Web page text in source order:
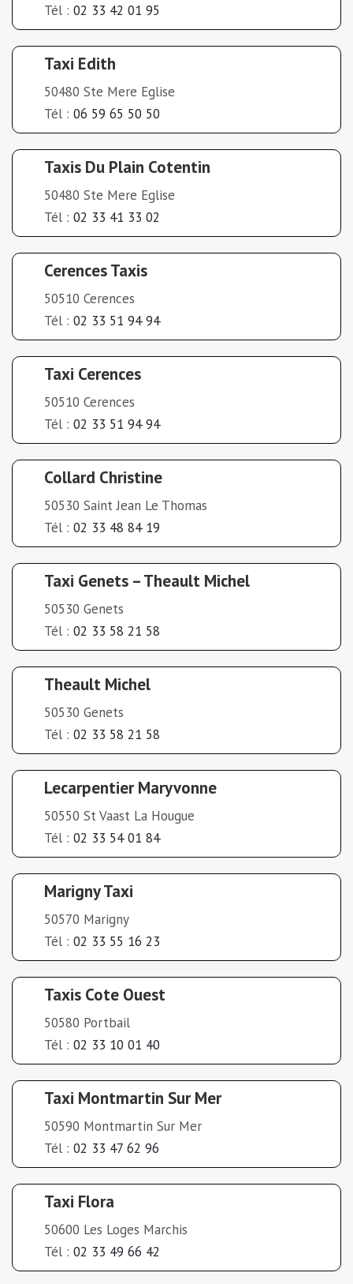
Tél : 02 33 42 01 95
Taxi Edith
50480 Ste Mere Eglise
Tél : 06 59 65 50 50
Taxis Du Plain Cotentin
50480 Ste Mere Eglise
Tél : 02 33 41 33 02
Cerences Taxis
50510 Cerences
Tél : 02 33 51 94 94
Taxi Cerences
50510 Cerences
Tél : 02 33 51 94 94
Collard Christine
50530 Saint Jean Le Thomas
Tél : 02 33 48 84 19
Taxi Genets – Theault Michel
50530 Genets
Tél : 02 33 58 21 58
Theault Michel
50530 Genets
Tél : 02 33 58 21 58
Lecarpentier Maryvonne
50550 St Vaast La Hougue
Tél : 02 33 54 01 84
Marigny Taxi
50570 Marigny
Tél : 02 33 55 16 23
Taxis Cote Ouest
50580 Portbail
Tél : 02 33 10 01 40
Taxi Montmartin Sur Mer
50590 Montmartin Sur Mer
Tél : 02 33 47 62 96
Taxi Flora
50600 Les Loges Marchis
Tél : 02 33 49 66 42